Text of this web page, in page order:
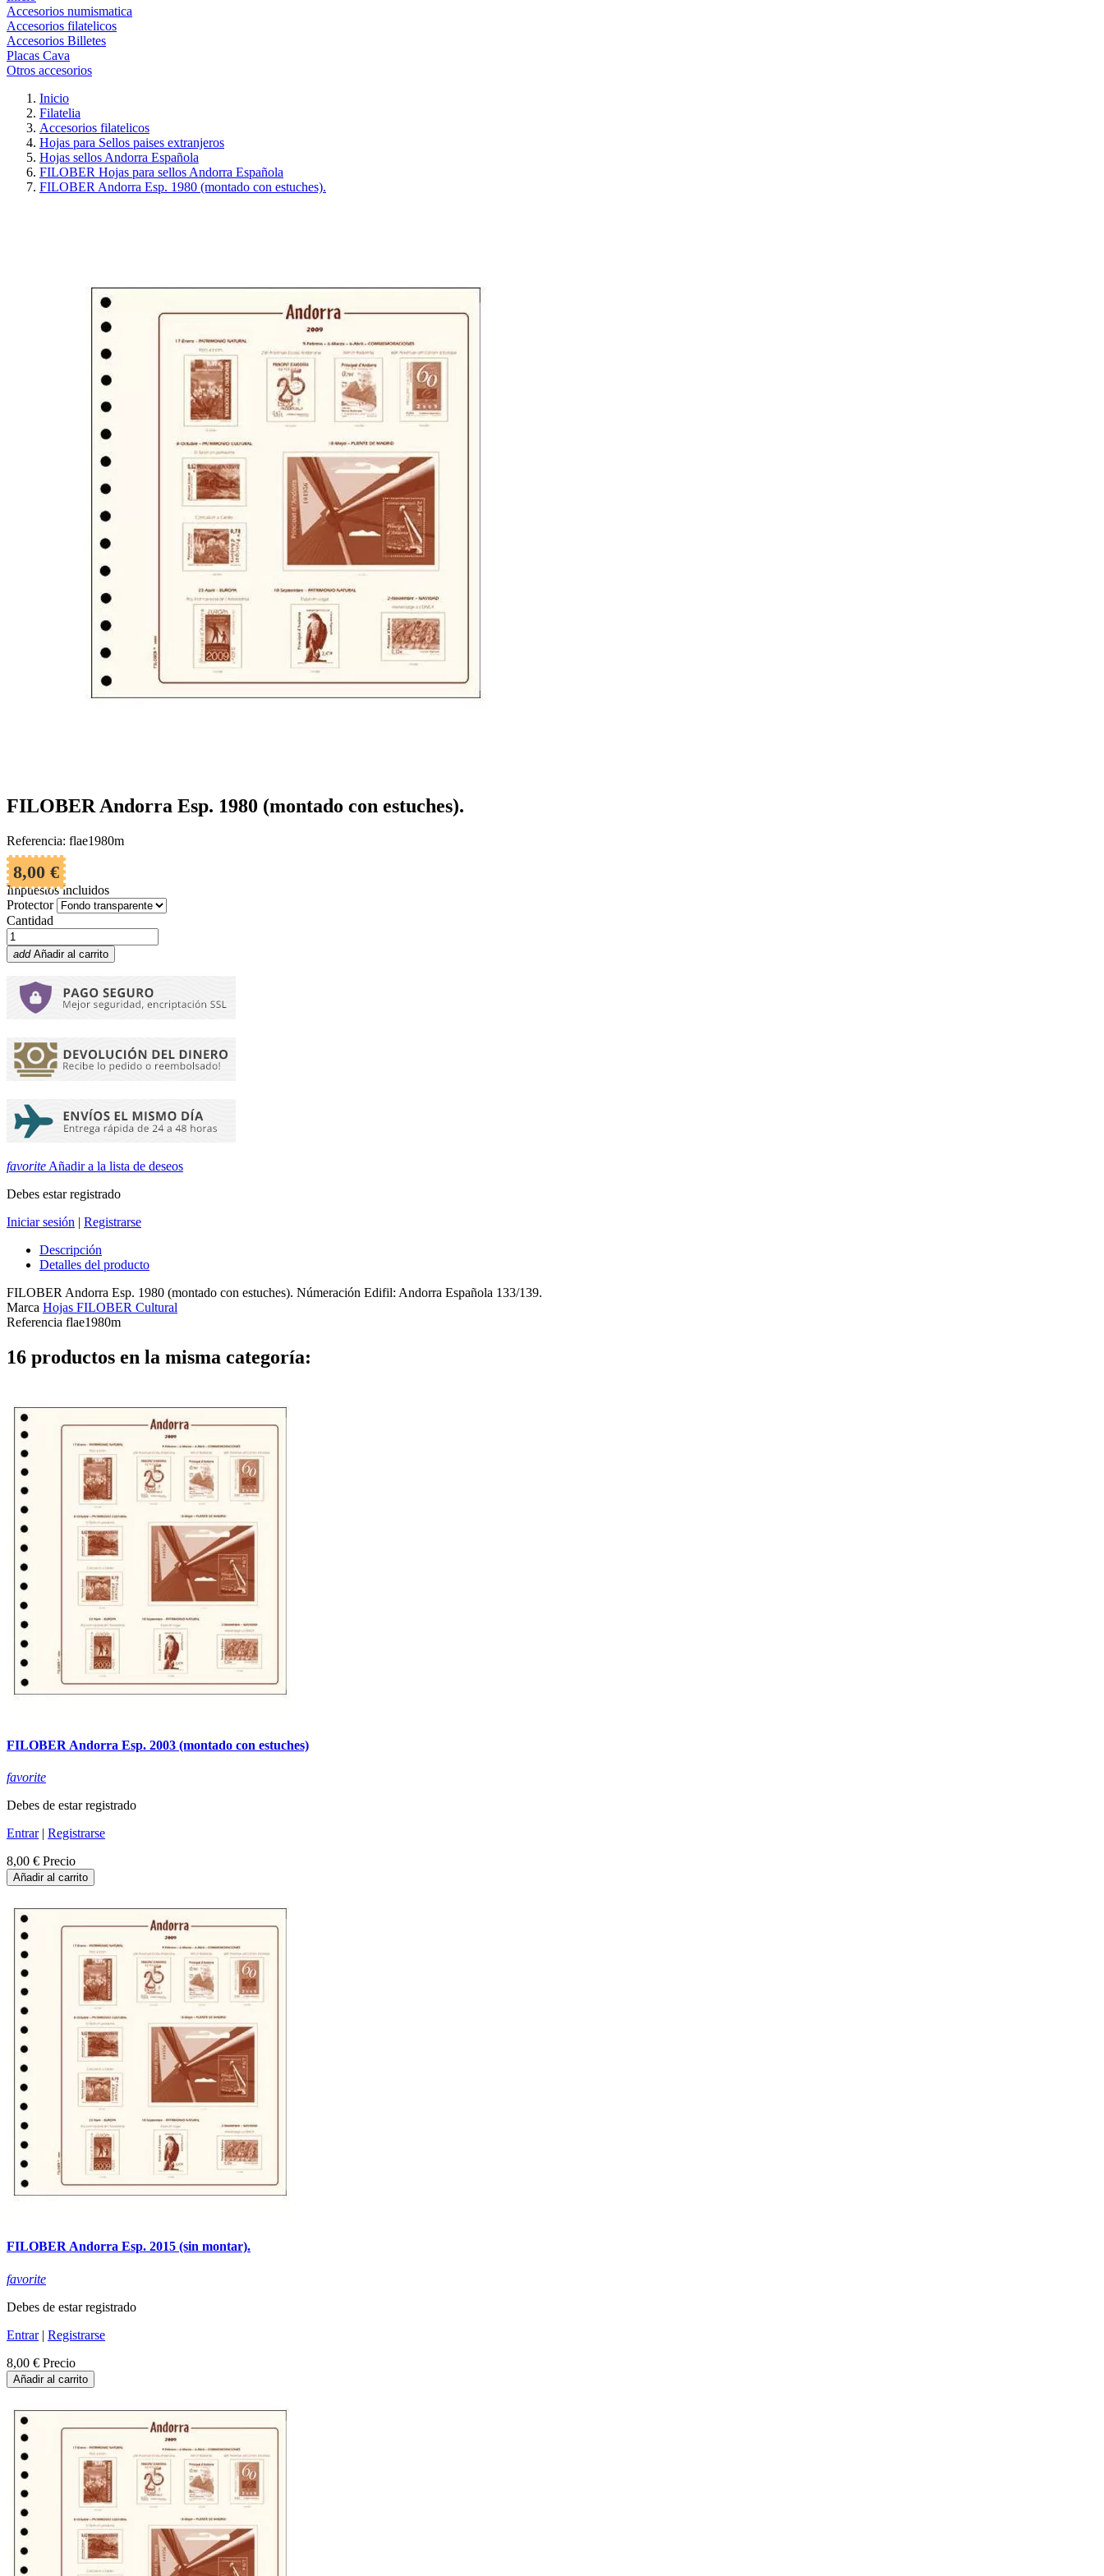
Accesorios numismatica
Accesorios filatelicos
Accesorios Billetes
Placas Cava
Otros accesorios
Inicio
Filatelia
Accesorios filatelicos
Hojas para Sellos paises extranjeros
Hojas sellos Andorra Española
FILOBER Hojas para sellos Andorra Española
FILOBER Andorra Esp. 1980 (montado con estuches).
FILOBER Andorra Esp. 1980 (montado con estuches).
Referencia: flae1980m
8,00 €
Impuestos incluidos
Protector
Cantidad
add Añadir al carrito
favorite Añadir a la lista de deseos
Debes estar registrado
Iniciar sesión | Registrarse
Descripción
Detalles del producto
FILOBER Andorra Esp. 1980 (montado con estuches). Númeración Edifil: Andorra Española 133/139.
Marca Hojas FILOBER Cultural
Referencia flae1980m
16 productos en la misma categoría:
FILOBER Andorra Esp. 2003 (montado con estuches)
favorite
Debes de estar registrado
Entrar| Registrarse
8,00 € Precio
Añadir al carrito
FILOBER Andorra Esp. 2015 (sin montar).
favorite
Debes de estar registrado
Entrar| Registrarse
8,00 € Precio
Añadir al carrito